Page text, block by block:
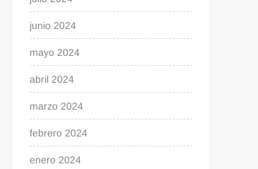
junio 2024
mayo 2024
abril 2024
marzo 2024
febrero 2024
enero 2024